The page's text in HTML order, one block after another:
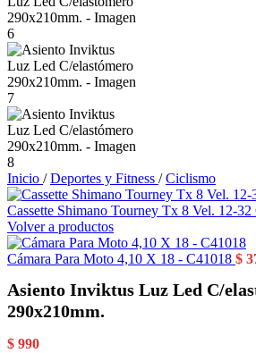
Inicio / Deportes y Fitness / Ciclismo
Cassette Shimano Tourney Tx 8 Vel. 12-
Volver a productos
Cámara Para Moto 4,10 X 18 - C41018 $
Asiento Inviktus Luz Led C/
290x210mm.
$ 990